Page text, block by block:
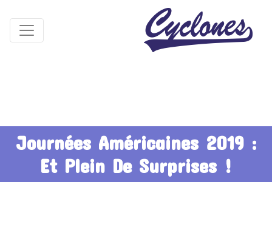
Journées Américaines 2019 :
Et Plein De Surprises !